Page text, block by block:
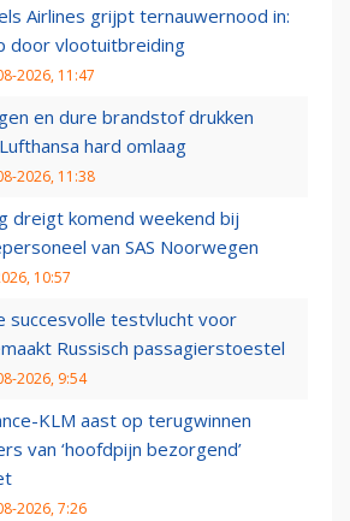
Airlines grijpt ternauwernood in:
door vlootuitbreiding
2026, 11:47
en dure brandstof drukken
hard omlaag
2026, 11:38
dreigt komend weekend bij
van SAS Noorwegen
10:57
succesvolle testvlucht voor
Russisch passagierstoestel
2026, 9:54
KLM aast op terugwinnen
van ‘hoofdpijn bezorgend’
2026, 7:26